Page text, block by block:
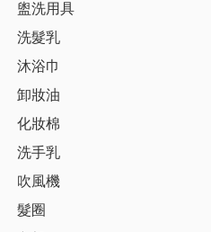
盥洗用具
洗髮乳
沐浴巾
卸妝油
化妝棉
洗手乳
吹風機
髮圈